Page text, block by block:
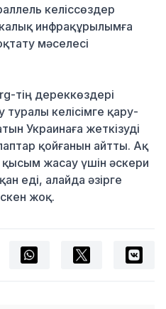
келіссөздер
инфрақұрылымға
мәселесі
тің дереккөздері
келісімге қару-
Украинаға жеткізуді
қойғанын айтты. Ақ
қысым жасау үшін әскери
еді, алайда әзірге
жоқ.